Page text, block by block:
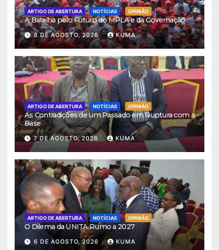
ARTIGO DE ABERTURA NOTÍCIAS OPINIÃO
A Batalha pelo Futuro do MPLA e da Governação
8 DE AGOSTO, 2026 KUMA
ARTIGO DE ABERTURA NOTÍCIAS OPINIÃO
As Contradições de um Passado em Ruptura com a
Base
7 DE AGOSTO, 2026 KUMA
ARTIGO DE ABERTURA NOTÍCIAS OPINIÃO
O Dilema da UNITA Rumo a 2027
6 DE AGOSTO, 2026 KUMA